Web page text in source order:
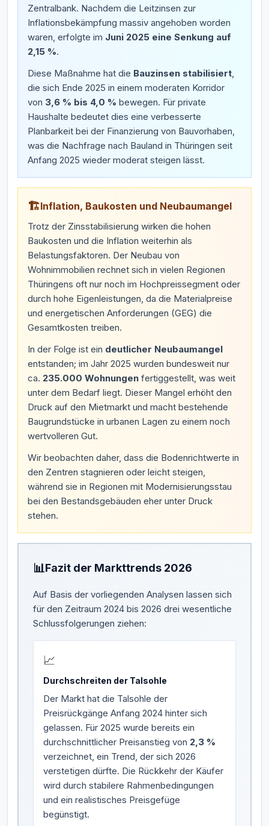
Zentralbank. Nachdem die Leitzinsen zur
Inflationsbekämpfung massiv angehoben worden
waren, erfolgte im Juni 2025 eine Senkung auf
2,15 %.
Diese Maßnahme hat die Bauzinsen stabilisiert,
die sich Ende 2025 in einem moderaten Korridor
von 3,6 % bis 4,0 % bewegen. Für private
Haushalte bedeutet dies eine verbesserte
Planbarkeit bei der Finanzierung von Bauvorhaben,
was die Nachfrage nach Bauland in Thüringen seit
Anfang 2025 wieder moderat steigen lässt.
🏗️Inflation, Baukosten und Neubaumangel
Trotz der Zinsstabilisierung wirken die hohen
Baukosten und die Inflation weiterhin als
Belastungsfaktoren. Der Neubau von
Wohnimmobilien rechnet sich in vielen Regionen
Thüringens oft nur noch im Hochpreissegment oder
durch hohe Eigenleistungen, da die Materialpreise
und energetischen Anforderungen (GEG) die
Gesamtkosten treiben.
In der Folge ist ein deutlicher Neubaumangel
entstanden; im Jahr 2025 wurden bundesweit nur
ca. 235.000 Wohnungen fertiggestellt, was weit
unter dem Bedarf liegt. Dieser Mangel erhöht den
Druck auf den Mietmarkt und macht bestehende
Baugrundstücke in urbanen Lagen zu einem noch
wertvolleren Gut.
Wir beobachten daher, dass die Bodenrichtwerte in
den Zentren stagnieren oder leicht steigen,
während sie in Regionen mit Modernisierungsstau
bei den Bestandsgebäuden eher unter Druck
stehen.
📊Fazit der Markttrends 2026
Auf Basis der vorliegenden Analysen lassen sich
für den Zeitraum 2024 bis 2026 drei wesentliche
Schlussfolgerungen ziehen:
📈
Durchschreiten der Talsohle
Der Markt hat die Talsohle der
Preisrückgänge Anfang 2024 hinter sich
gelassen. Für 2025 wurde bereits ein
durchschnittlicher Preisanstieg von 2,3 %
verzeichnet, ein Trend, der sich 2026
verstetigen dürfte. Die Rückkehr der Käufer
wird durch stabilere Rahmenbedingungen
und ein realistisches Preisgefüge
begünstigt.